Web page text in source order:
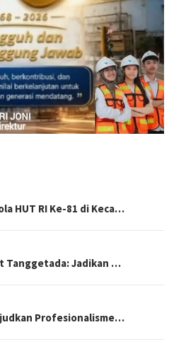
HUT RI Ke-81 di Keca…
Tanggetada: Jadikan …
Profesionalisme…